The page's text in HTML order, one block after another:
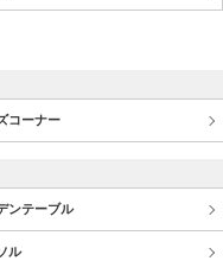
コーナー
ンテーブル
ル